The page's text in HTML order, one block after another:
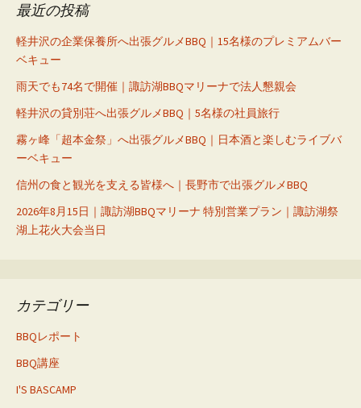
最近の投稿
軽井沢の企業保養所へ出張グルメBBQ｜15名様のプレミアムバー
ベキュー
雨天でも74名で開催｜諏訪湖BBQマリーナで法人懇親会
軽井沢の貸別荘へ出張グルメBBQ｜5名様の社員旅行
霧ヶ峰「超本金祭」へ出張グルメBBQ｜日本酒と楽しむライブバ
ーベキュー
信州の食と観光を支える皆様へ｜長野市で出張グルメBBQ
2026年8月15日｜諏訪湖BBQマリーナ 特別営業プラン｜諏訪湖祭
湖上花火大会当日
カテゴリー
BBQレポート
BBQ講座
I'S BASCAMP